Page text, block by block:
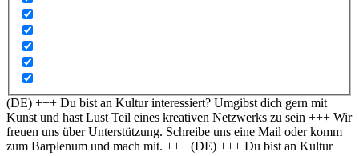
(DE) +++ Du bist an Kultur interessiert? Umgibst dich gern mit
Kunst und hast Lust Teil eines kreativen Netzwerks zu sein +++ Wir
freuen uns über Unterstützung. Schreibe uns eine Mail oder komm
zum Barplenum und mach mit. +++ (DE) +++ Du bist an Kultur